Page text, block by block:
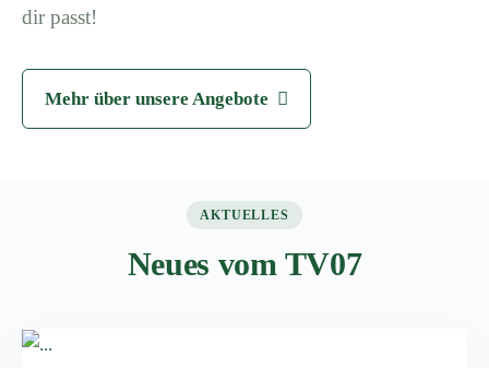
dir passt!
Mehr über unsere Angebote
AKTUELLES
Neues vom TV07